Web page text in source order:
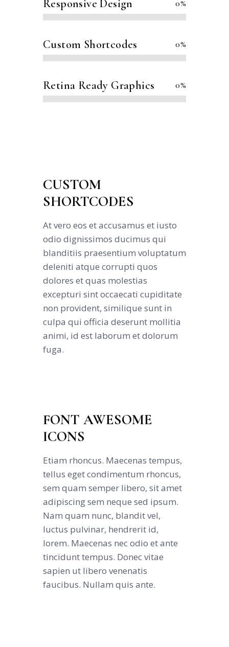
Responsive Design 0%
Custom Shortcodes 0%
Retina Ready Graphics 0%
CUSTOM
SHORTCODES
At vero eos et accusamus et iusto
odio dignissimos ducimus qui
blanditiis praesentium voluptatum
deleniti atque corrupti quos
dolores et quas molestias
excepturi sint occaecati cupiditate
non provident, similique sunt in
culpa qui officia deserunt mollitia
animi, id est laborum et dolorum
fuga.
FONT AWESOME
ICONS
Etiam rhoncus. Maecenas tempus,
tellus eget condimentum rhoncus,
sem quam semper libero, sit amet
adipiscing sem neque sed ipsum.
Nam quam nunc, blandit vel,
luctus pulvinar, hendrerit id,
lorem. Maecenas nec odio et ante
tincidunt tempus. Donec vitae
sapien ut libero venenatis
faucibus. Nullam quis ante.